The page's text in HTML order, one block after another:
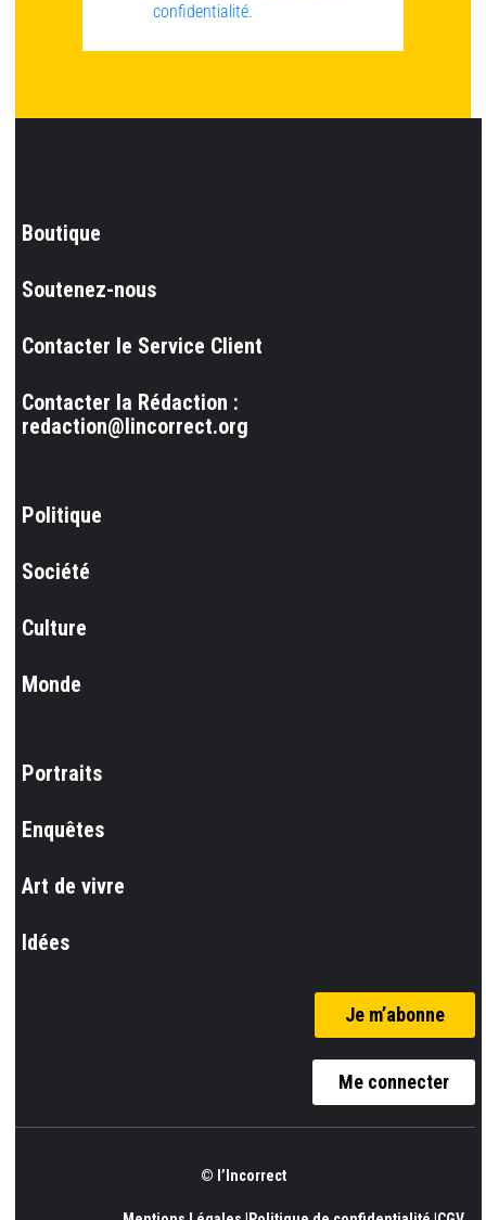
confidentialité.
Boutique
Soutenez-nous
Contacter le Service Client
Contacter la Rédaction :
redaction@lincorrect.org
Politique
Société
Culture
Monde
Portraits
Enquêtes
Art de vivre
Idées
Je m’abonne
Me connecter
© l’Incorrect